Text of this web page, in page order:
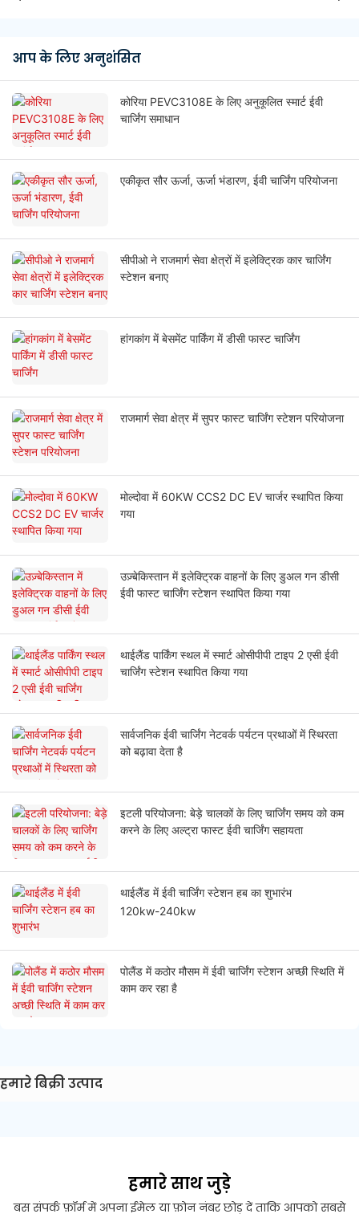
आप के लिए अनुशंसित
कोरिया PEVC3108E के लिए अनुकूलित स्मार्ट ईवी
चार्जिंग समाधान
एकीकृत सौर ऊर्जा, ऊर्जा भंडारण, ईवी चार्जिंग परियोजना
सीपीओ ने राजमार्ग सेवा क्षेत्रों में इलेक्ट्रिक कार चार्जिंग
स्टेशन बनाए
हांगकांग में बेसमेंट पार्किंग में डीसी फास्ट चार्जिंग
राजमार्ग सेवा क्षेत्र में सुपर फास्ट चार्जिंग स्टेशन परियोजना
मोल्दोवा में 60KW CCS2 DC EV चार्जर स्थापित किया
गया
उज़्बेकिस्तान में इलेक्ट्रिक वाहनों के लिए डुअल गन डीसी
ईवी फास्ट चार्जिंग स्टेशन स्थापित किया गया
थाईलैंड पार्किंग स्थल में स्मार्ट ओसीपीपी टाइप 2 एसी ईवी
चार्जिंग स्टेशन स्थापित किया गया
सार्वजनिक ईवी चार्जिंग नेटवर्क पर्यटन प्रथाओं में स्थिरता
को बढ़ावा देता है
इटली परियोजना: बेड़े चालकों के लिए चार्जिंग समय को कम
करने के लिए अल्ट्रा फास्ट ईवी चार्जिंग सहायता
थाईलैंड में ईवी चार्जिंग स्टेशन हब का शुभारंभ
120kw-240kw
पोलैंड में कठोर मौसम में ईवी चार्जिंग स्टेशन अच्छी स्थिति में
काम कर रहा है
हमारे बिक्री उत्पाद
हमारे साथ जुड़े
बस संपर्क फ़ॉर्म में अपना ईमेल या फ़ोन नंबर छोड़ दें ताकि आपको सबसे